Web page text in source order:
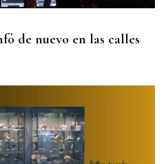
de nuevo en las calles